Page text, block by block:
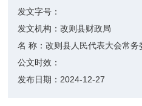
发文字号：
发文机构：改则县财政局
名 称：改则县人民代表大会常
公文时效：
发布日期： 2024-12-27